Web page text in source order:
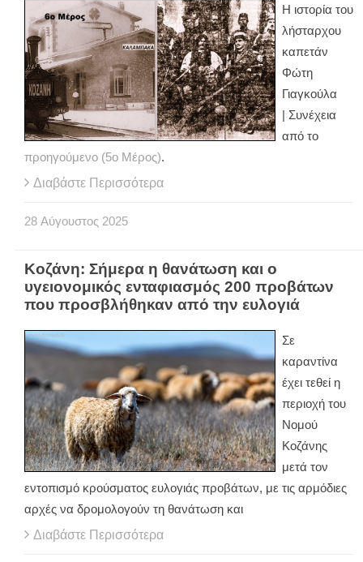
Η ιστορία του
λήσταρχου
καπετάν
Φώτη
Γιαγκούλα
| Συνέχεια
από το
προηγούμενο (5ο Μέρος).
Διαβάστε Περισσότερα
28 Αύγουστος 2025
Κοζάνη: Σήμερα η θανάτωση και ο
υγειονομικός ενταφιασμός 200 προβάτων
που προσβλήθηκαν από την ευλογιά
Σε
καραντίνα
έχει τεθεί η
περιοχή του
Νομού
Κοζάνης
μετά τον
εντοπισμό κρούσματος ευλογιάς προβάτων, με τις αρμόδιες
αρχές να δρομολογούν τη θανάτωση και
Διαβάστε Περισσότερα